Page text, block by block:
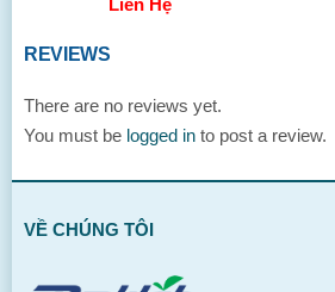
Liên Hệ
REVIEWS
There are no reviews yet.
You must be logged in to post a review.
VỀ CHÚNG TÔI